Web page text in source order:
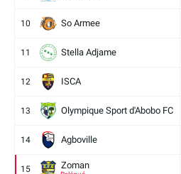
10 So Armee
11 Stella Adjame
12 ISCA
13 Olympique Sport d'Abobo FC
14 Agboville
15 Zoman